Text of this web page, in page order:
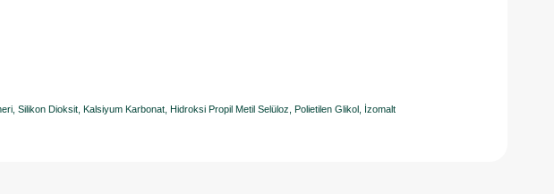
Silikon Dioksit, Kalsiyum Karbonat, Hidroksi Propil Metil Selüloz, Polietilen Glikol, İzomalt